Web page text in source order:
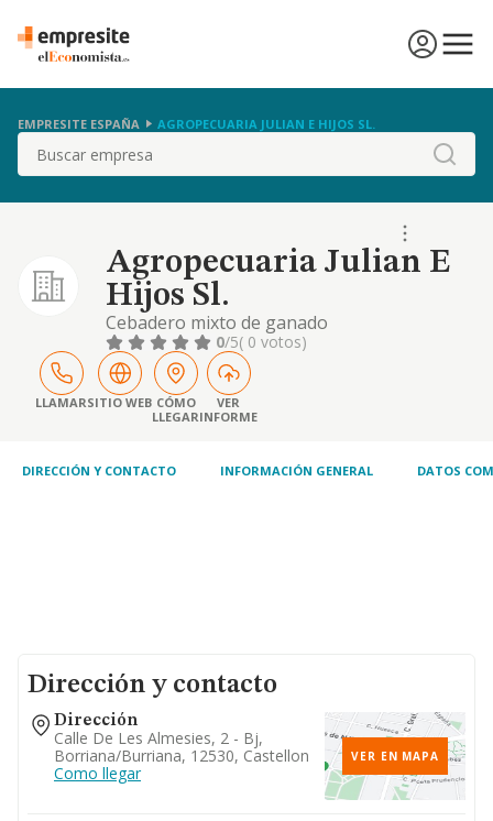
EMPRESITE ESPAÑA AGROPECUARIA JULIAN E HIJOS SL.
Buscar
Agropecuaria Julian E
Hijos Sl.
Cebadero mixto de ganado
0/5( 0 votos)
LLAMARSITIO WEB CÓMO
LLEGAR
VER
INFORME
DIRECCIÓN Y CONTACTO INFORMACIÓN GENERAL DATOS
Dirección y contacto
Dirección
Calle De Les Almesies, 2 - Bj,
Borriana/burriana, 12530, Castellon
Como llegar
VER EN MAPA